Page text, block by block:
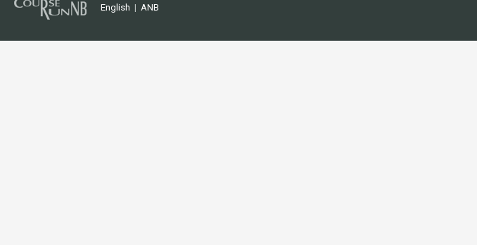
English | ANB